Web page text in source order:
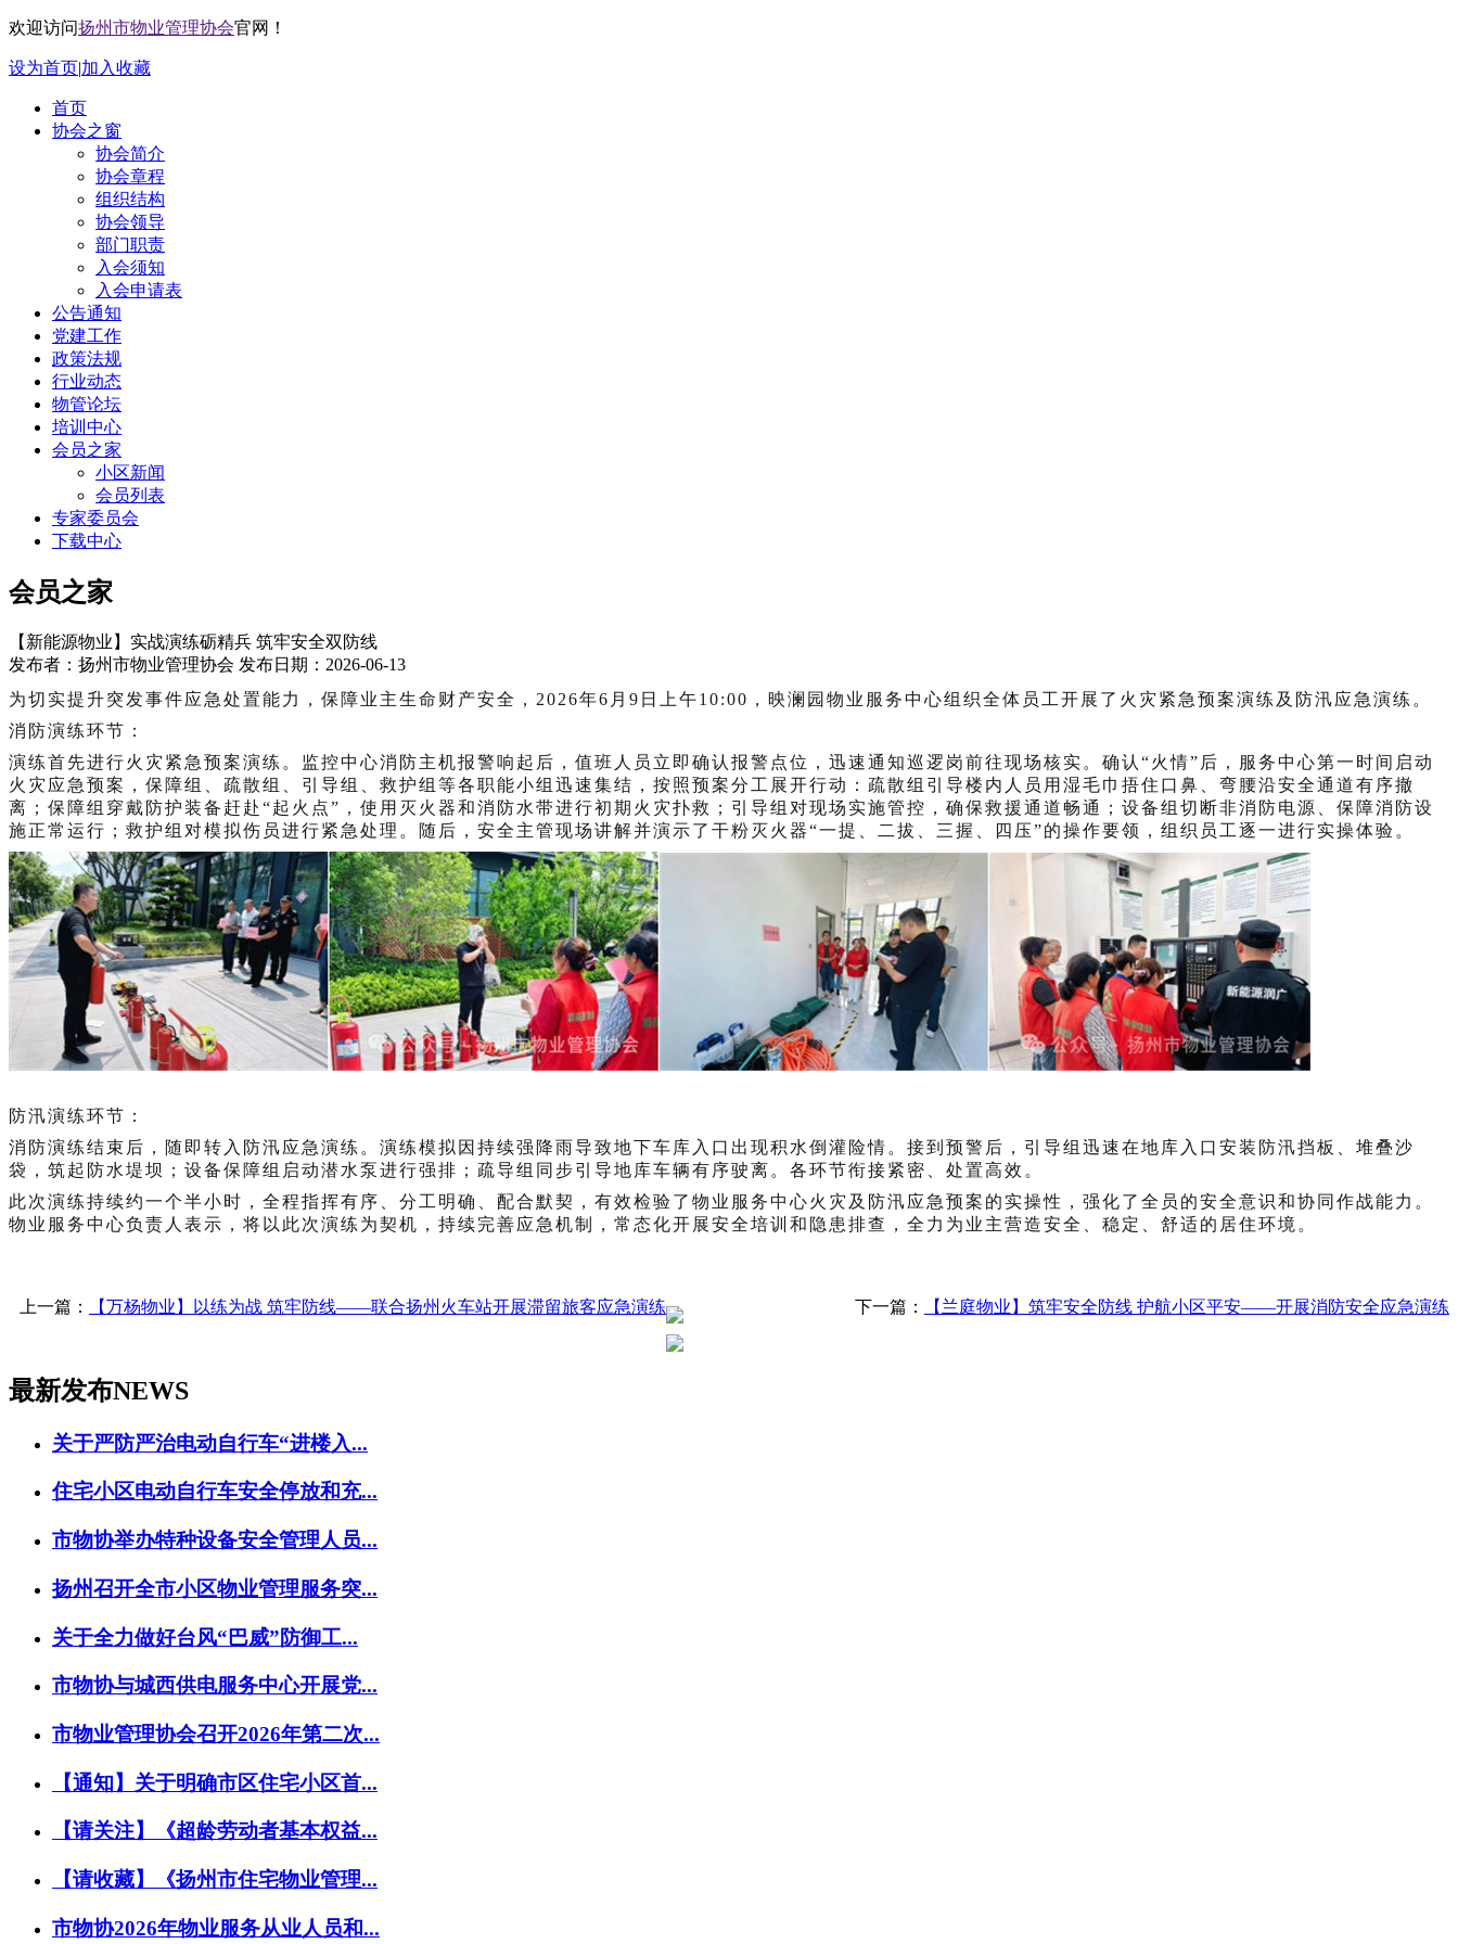
欢迎访问扬州市物业管理协会官网！
设为首页|加入收藏
首页
协会之窗
协会简介
协会章程
组织结构
协会领导
部门职责
入会须知
入会申请表
公告通知
党建工作
政策法规
行业动态
物管论坛
培训中心
会员之家
小区新闻
会员列表
专家委员会
下载中心
会员之家
【新能源物业】实战演练砺精兵 筑牢安全双防线
发布者：扬州市物业管理协会 发布日期：2026-06-13
为切实提升突发事件应急处置能力，保障业主生命财产安全， 2026年6 月 9 日上午10:00， 映澜园 物业服务中心组织全体员工开展了火灾紧急预案演练及防汛应急演练。
消防演练环节：
演练首先进行火灾紧急预案演练。监控中心消防主机报警响起后，值班人员立即确认报警点位，迅速通知巡逻岗前往现场核实。确认 “火情”后，服务中心第一时间启动
火灾应急预案， 保障组、疏散组、 引导组、救护组等各职能小组迅速集结，按照预案分工展开行动：疏散组引导楼内人员用湿毛巾捂住口鼻、弯腰沿安全通道有序撤
离； 保障组穿戴防护装备赶赴 “起火点”，使用灭火器和消防水带进行初期火灾扑救； 引导组对现场实施管控，确保救援通道畅通；设备组切断非消防电源、保障消防设
施正常运行；救护组对模拟伤员进行紧急处理。随后，安全主管现场讲解并演示了干粉灭火器“一提、二拔、三握、四压”的操作要领，组织员工逐一进行实操体验。
防汛演练环节：
消防演练结束后，随即转入防汛应急演练。演练模拟因持续强降雨导致地下车库入口出现积水倒灌险情。接到预警后， 引导组迅速在地库入口安装防汛挡板、堆叠沙
袋，筑起防水堤坝；设备保障组启动潜水泵进行强排；疏导组同步引导地库车辆有序驶离。各环节衔接紧密、处置高效。
此次演练持续约一个半小时，全程指挥有序、分工明确、配合默契，有效检验了物业服务中心火灾及防汛应急预案的实操性，强化了全员的安全意识和协同作战能力。
物业服务中心负责人表示，将以此次演练为契机，持续完善应急机制，常态化开展安全培训和隐患排查，全力为业主营造安全、稳定、舒适的居住环境。
上一篇： 【万杨物业】以练为战 筑牢防线——联合扬州火车站开展滞留旅客应急演练 下一篇： 【兰庭物业】筑牢安全防线 护航小区平安——开展消防安全应急演练
最新发布NEWS
关于严防严治电动自行车“进楼入...
住宅小区电动自行车安全停放和充...
市物协举办特种设备安全管理人员...
扬州召开全市小区物业管理服务突...
关于全力做好台风“巴威”防御工...
市物协与城西供电服务中心开展党...
市物业管理协会召开2026年第二次...
【通知】关于明确市区住宅小区首...
【请关注】《超龄劳动者基本权益...
【请收藏】《扬州市住宅物业管理...
市物协2026年物业服务从业人员和...